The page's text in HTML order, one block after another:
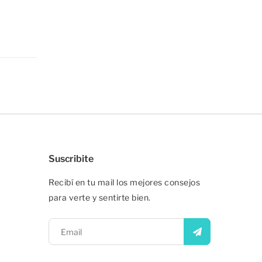
Suscribite
Recibí en tu mail los mejores consejos
para verte y sentirte bien.